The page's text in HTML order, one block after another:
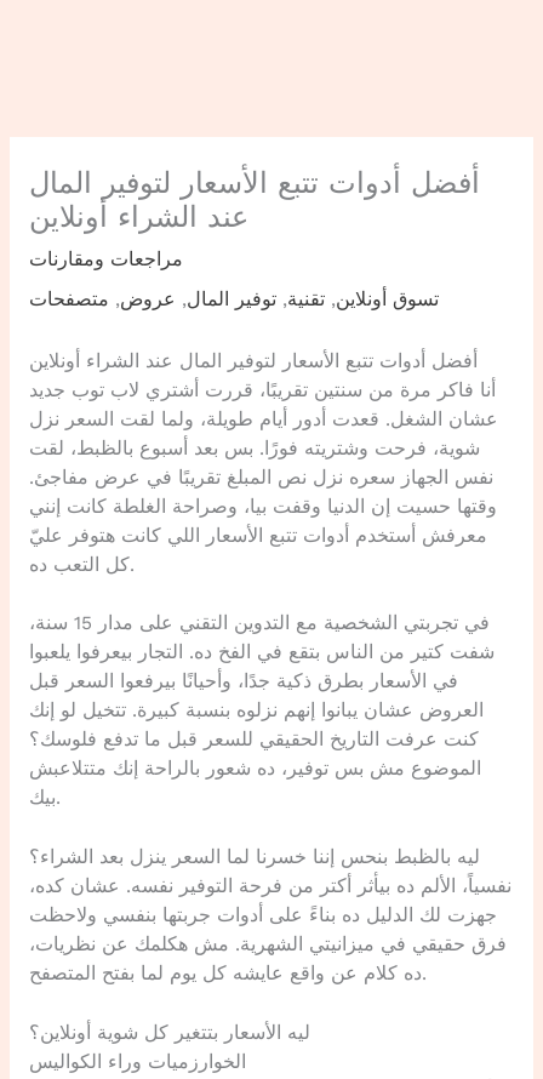
أفضل أدوات تتبع الأسعار لتوفير المال
عند الشراء أونلاين
مراجعات ومقارنات
تسوق أونلاين,تقنية,توفير المال, عروض, متصفحات
أفضل أدوات تتبع الأسعار لتوفير المال عند الشراء أونلاين
أنا فاكر مرة من سنتين تقريبًا، قررت أشتري لاب توب جديد
عشان الشغل. قعدت أدور أيام طويلة، ولما لقت السعر نزل
شوية، فرحت وشتريته فورًا. بس بعد أسبوع بالظبط، لقت
نفس الجهاز سعره نزل نص المبلغ تقريبًا في عرض مفاجئ.
وقتها حسيت إن الدنيا وقفت بيا، وصراحة الغلطة كانت إنني
معرفش أستخدم أدوات تتبع الأسعار اللي كانت هتوفر عليّ
كل التعب ده.
في تجربتي الشخصية مع التدوين التقني على مدار 15 سنة،
شفت كتير من الناس بتقع في الفخ ده. التجار بيعرفوا يلعبوا
في الأسعار بطرق ذكية جدًا، وأحيانًا بيرفعوا السعر قبل
العروض عشان يبانوا إنهم نزلوه بنسبة كبيرة. تتخيل لو إنك
كنت عرفت التاريخ الحقيقي للسعر قبل ما تدفع فلوسك؟
الموضوع مش بس توفير، ده شعور بالراحة إنك متتلاعبش
بيك.
ليه بالظبط بنحس إننا خسرنا لما السعر ينزل بعد الشراء؟
نفسياً، الألم ده بيأثر أكتر من فرحة التوفير نفسه. عشان كده،
جهزت لك الدليل ده بناءً على أدوات جربتها بنفسي ولاحظت
فرق حقيقي في ميزانيتي الشهرية. مش هكلمك عن نظريات،
ده كلام عن واقع عايشه كل يوم لما بفتح المتصفح.
ليه الأسعار بتتغير كل شوية أونلاين؟
الخوارزميات وراء الكواليس